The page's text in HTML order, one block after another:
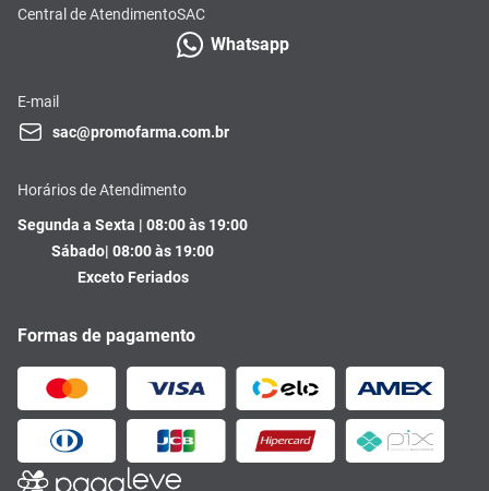
Central de AtendimentoSAC
Whatsapp
E-mail
sac@promofarma.com.br
Horários de Atendimento
Segunda a Sexta | 08:00 às 19:00
Sábado| 08:00 às 19:00
Exceto Feriados
Formas de pagamento